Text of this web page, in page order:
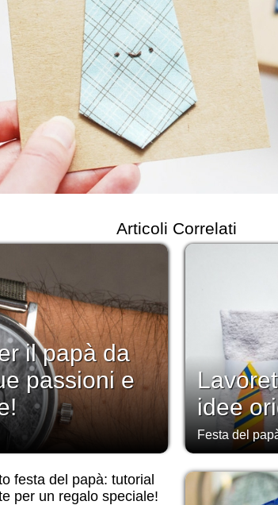
Articoli Correlati
il papà da
passioni e
idee
Festa del
festa del papà: tutorial
per un regalo speciale!